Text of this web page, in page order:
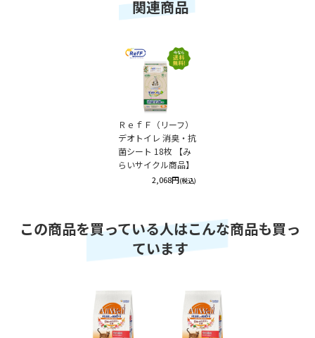
関連商品
ＲｅｆＦ（リーフ）
デオトイレ 消臭・抗
菌シート 18枚 【み
らいサイクル商品】
2,068円(税込)
この商品を買っている人はこんな商品も買っ
ています